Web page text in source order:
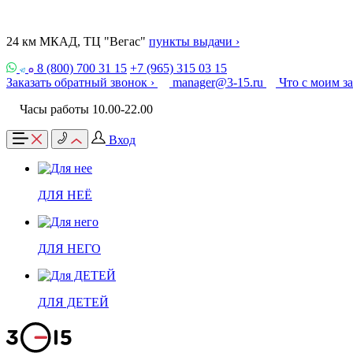
24 км МКАД, ТЦ "Вегас" пункты выдачи ›
8 (800) 700 31 15 +7 (965) 315 03 15
Заказать обратный звонок ›
manager@3-15.ru
Что с моим
Часы работы 10.00-22.00
Вход
ДЛЯ НЕЁ
ДЛЯ НЕГО
ДЛЯ ДЕТЕЙ